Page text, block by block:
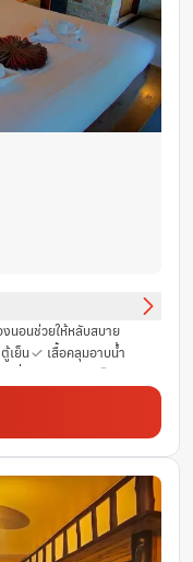
งนอนช่วยให้หลับสบาย
ตู้เย็น
เสื้อคลุมอาบน้ำ
วโมง
ามประสงค์)
า พัดลม
ถังดับเพลิง
บริการสระว่ายน้ำ
ยบปลั๊กไฟใกล้หัวเตียง
ะ